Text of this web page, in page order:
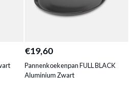
€19,60
Pannenkoekenpan FULL BLACK
Aluminium Zwart
of verder winkelen